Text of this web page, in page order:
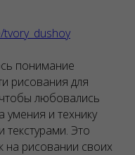
tvory_dushoy
понимание
рисования для
любовались
умения и технику
Это
на рисовании своих